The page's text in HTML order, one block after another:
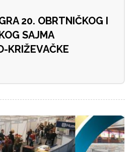
20. OBRTNIČKOG I
SAJMA
KRIŽEVAČKE